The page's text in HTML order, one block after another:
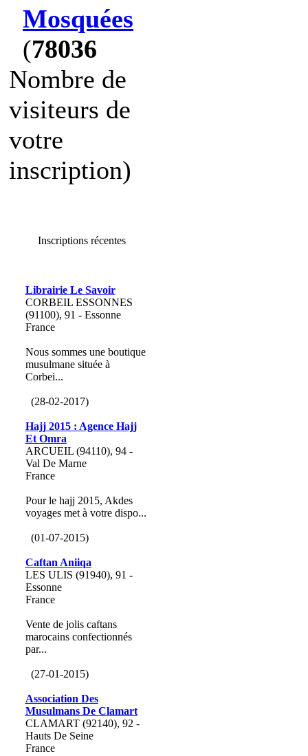
Mosquées
(78036
Nombre de
visiteurs de
votre
inscription)
Inscriptions récentes
Librairie Le Savoir
CORBEIL ESSONNES
(91100), 91 - Essonne
France
Nous sommes une boutique
musulmane située à
Corbei...
(28-02-2017)
Hajj 2015 : Agence Hajj
Et Omra
ARCUEIL (94110), 94 -
Val De Marne
France
Pour le hajj 2015, Akdes
voyages met à votre dispo...
(01-07-2015)
Caftan Aniiqa
LES ULIS (91940), 91 -
Essonne
France
Vente de jolis caftans
marocains confectionnés
par...
(27-01-2015)
Association Des
Musulmans De Clamart
CLAMART (92140), 92 -
Hauts De Seine
France